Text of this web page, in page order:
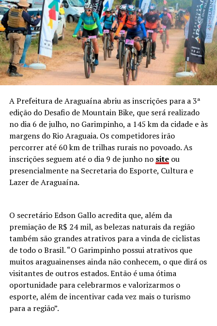
A Prefeitura de Araguaína abriu as inscrições para a 3ª
edição do Desafio de Mountain Bike, que será realizado
no dia 6 de julho, no Garimpinho, a 145 km da cidade e às
margens do Rio Araguaia. Os competidores irão
percorrer até 60 km de trilhas rurais no povoado. As
inscrições seguem até o dia 9 de junho no site ou
presencialmente na Secretaria do Esporte, Cultura e
Lazer de Araguaína.
O secretário Edson Gallo acredita que, além da
premiação de R$ 24 mil, as belezas naturais da região
também são grandes atrativos para a vinda de ciclistas
de todo o Brasil. “O Garimpinho possui atrativos que
muitos araguainenses ainda não conhecem, o que dirá os
visitantes de outros estados. Então é uma ótima
oportunidade para celebrarmos e valorizarmos o
esporte, além de incentivar cada vez mais o turismo
para a região”.